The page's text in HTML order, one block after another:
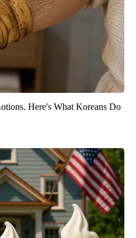
Here's What Koreans Do